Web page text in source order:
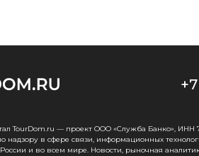
TourDom.ru — проект ООО «Служба Банко», ИНН
надзору в сфере связи, информационных
и во всем мире. Новости, рыночная